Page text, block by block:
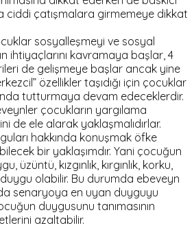
ciddi çatışmalara girmemeye dikkat
sosyalleşmeyi ve sosyal
ihtiyaçlarını kavramaya başlar, 4
de gelişmeye başlar ancak yine
özellikler taşıdığı için çocuklar
tutturmaya devam edeceklerdir.
çocukların yargılama
de ele alarak yaklaşmalıdırlar.
hakkında konuşmak öfke
bir yaklaşımdır. Yani çocuğun
üzüntü, kızgınlık, kırgınlık, korku,
duygu olabilir. Bu durumda ebeveyn
senaryoya en uyan duyguyu
duygusunu tanımasının
azaltabilir.